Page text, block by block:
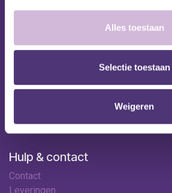
Alles toestaan
Selectie toestaan
Weigeren
Shop
Ledenkorting
Contact
Hulp & contact
Contact
Leveringen